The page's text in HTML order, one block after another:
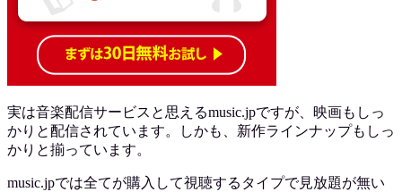
実は音楽配信サービスと思えるmusic.jpですが、映画もしっ
かりと配信されています。しかも、新作ラインナップもしっ
かりと揃っています。
music.jpでは全てが購入して視聴するタイプで見放題が無い